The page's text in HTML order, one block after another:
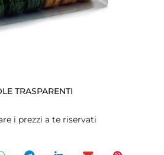
TRASPARENTI
i prezzi a te riservati